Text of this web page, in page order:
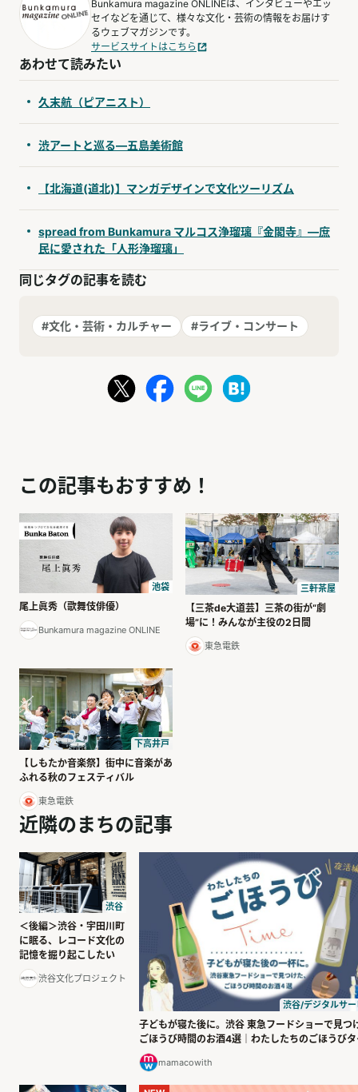
Bunkamura magazine ONLINEは、インタビューやエッ
セイなどを通じて、様々な文化・芸術の情報をお届けす
るウェブマガジンです。
サービスサイトはこちら
あわせて読みたい
久末航（ピアニスト）
渋アートと巡る―五島美術館
【北海道(道北)】マンガデザインで文化ツーリズム
spread from Bunkamura マルコス浄瑠璃『金閣寺』―庶
民に愛された「人形浄瑠璃」
同じタグの記事を読む
#文化・芸術・カルチャー #ライブ・コンサート
この記事もおすすめ！
池袋
尾上眞秀（歌舞伎俳優）
Bunkamura magazine ONLINE
三軒茶屋
【三茶de大道芸】三茶の街が“劇
場”に！みんなが主役の2日間
東急電鉄
下高井戸
【しもたか音楽祭】街中に音楽があ
ふれる秋のフェスティバル
東急電鉄
近隣のまちの記事
渋谷
＜後編＞渋谷・宇田川町
に眠る、レコード文化の
記憶を掘り起こしたい
渋谷文化プロジェクト
渋谷/デジタルサ
子どもが寝た後に。渋谷 東急フードショーで見つ
ごほうび時間のお酒4選｜わたしたちのごほうび
mamacowith